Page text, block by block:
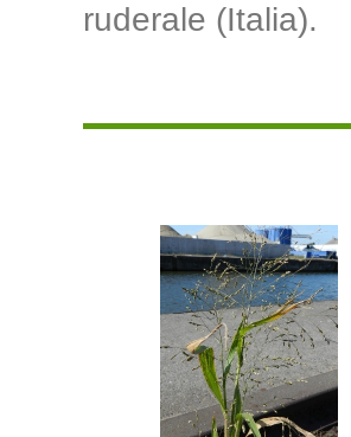
ruderale (Italia).